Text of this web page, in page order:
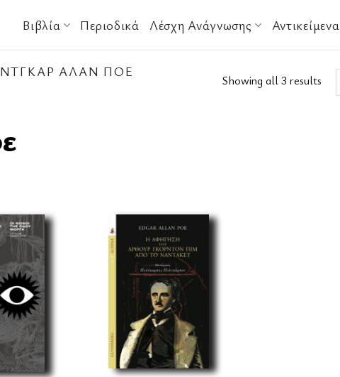
Βιβλία Περιοδικά Λέσχη Ανάγνωσης Αντικείμενα
ΆΛΑΝ ΠΌΕ
Showing all 3 results